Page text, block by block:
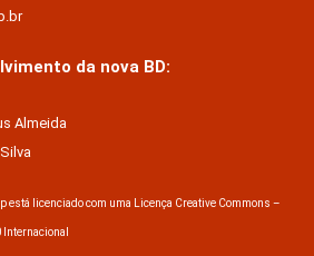
da nova BD:
Almeida
está licenciado com uma Licença Creative Commons –